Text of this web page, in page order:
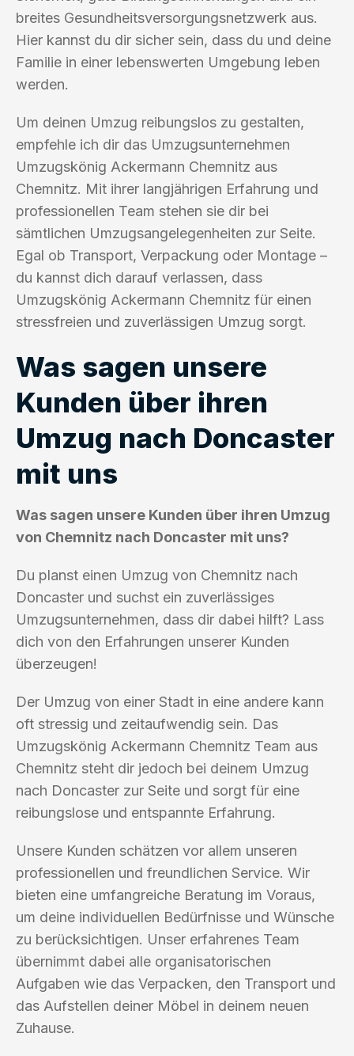
breites Gesundheitsversorgungsnetzwerk aus.
Hier kannst du dir sicher sein, dass du und deine
Familie in einer lebenswerten Umgebung leben
werden.
Um deinen Umzug reibungslos zu gestalten,
empfehle ich dir das Umzugsunternehmen
Umzugskönig Ackermann Chemnitz aus
Chemnitz. Mit ihrer langjährigen Erfahrung und
professionellen Team stehen sie dir bei
sämtlichen Umzugsangelegenheiten zur Seite.
Egal ob Transport, Verpackung oder Montage –
du kannst dich darauf verlassen, dass
Umzugskönig Ackermann Chemnitz für einen
stressfreien und zuverlässigen Umzug sorgt.
Was sagen unsere
Kunden über ihren
Umzug nach Doncaster
mit uns
Was sagen unsere Kunden über ihren Umzug
von Chemnitz nach Doncaster mit uns?
Du planst einen Umzug von Chemnitz nach
Doncaster und suchst ein zuverlässiges
Umzugsunternehmen, dass dir dabei hilft? Lass
dich von den Erfahrungen unserer Kunden
überzeugen!
Der Umzug von einer Stadt in eine andere kann
oft stressig und zeitaufwendig sein. Das
Umzugskönig Ackermann Chemnitz Team aus
Chemnitz steht dir jedoch bei deinem Umzug
nach Doncaster zur Seite und sorgt für eine
reibungslose und entspannte Erfahrung.
Unsere Kunden schätzen vor allem unseren
professionellen und freundlichen Service. Wir
bieten eine umfangreiche Beratung im Voraus,
um deine individuellen Bedürfnisse und Wünsche
zu berücksichtigen. Unser erfahrenes Team
übernimmt dabei alle organisatorischen
Aufgaben wie das Verpacken, den Transport und
das Aufstellen deiner Möbel in deinem neuen
Zuhause.